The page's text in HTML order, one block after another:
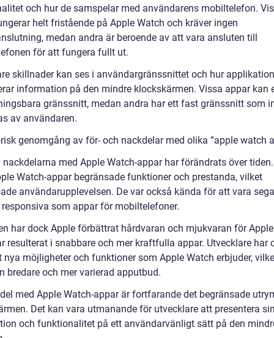
och hur de samspelar med användarens mobiltelefon.
helt fristående på Apple Watch och kräver ingen
medan andra är beroende av att vara ansluten till
för att fungera fullt ut.
skillnader kan ses i användargränssnittet och hur
information på den mindre klockskärmen. Vissa appar kan
gränssnitt, medan andra har ett fast gränssnitt som
av användaren.
genomgång av för- och nackdelar med olika ”apple watch
nackdelarna med Apple Watch-appar har förändrats över
Watch-appar begränsade funktioner och prestanda, vilket
användarupplevelsen. De var också kända för att vara
som appar för mobiltelefoner.
har dock Apple förbättrat hårdvaran och mjukvaran för
resulterat i snabbare och mer kraftfulla appar. Utvecklare har
möjligheter och funktioner som Apple Watch erbjuder,
bredare och mer varierad apputbud.
med Apple Watch-appar är fortfarande det begränsade
Det kan vara utmanande för utvecklare att presentera
och funktionalitet på ett användarvänligt sätt på den